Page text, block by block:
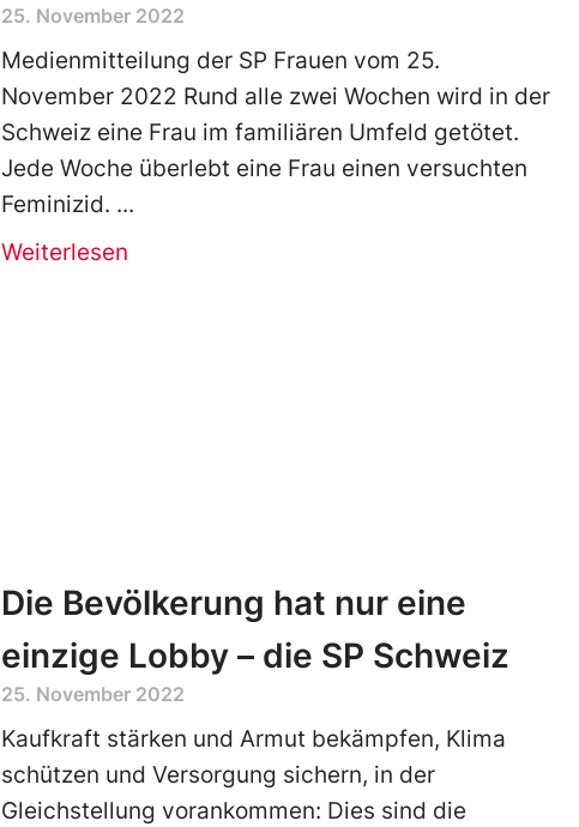
25. November 2022
Medienmitteilung der SP Frauen vom 25.
November 2022 Rund alle zwei Wochen wird in der
Schweiz eine Frau im familiären Umfeld getötet.
Jede Woche überlebt eine Frau einen versuchten
Feminizid.
Weiterlesen
Die Bevölkerung hat nur eine
einzige Lobby – die SP Schweiz
25. November 2022
Kaufkraft stärken und Armut bekämpfen, Klima
schützen und Versorgung sichern, in der
Gleichstellung vorankommen: Dies sind die